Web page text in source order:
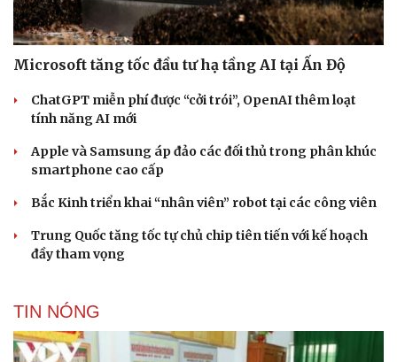
Microsoft tăng tốc đầu tư hạ tầng AI tại Ấn Độ
ChatGPT miễn phí được “cởi trói”, OpenAI thêm loạt
tính năng AI mới
Apple và Samsung áp đảo các đối thủ trong phân khúc
smartphone cao cấp
Bắc Kinh triển khai “nhân viên” robot tại các công viên
Trung Quốc tăng tốc tự chủ chip tiên tiến với kế hoạch
đầy tham vọng
TIN NÓNG